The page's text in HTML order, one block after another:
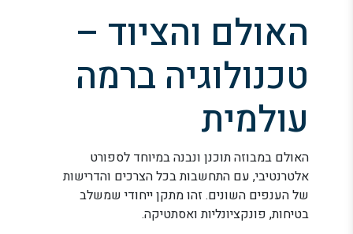
האולם והציוד –
טכנולוגיה ברמה
עולמית
האולם במבוזה תוכנן ונבנה במיוחד לספורט
אלטרנטיבי, עם התחשבות בכל הצרכים והדרישות
של הענפים השונים. זהו מתקן ייחודי שמשלב
בטיחות, פונקציונליות ואסתטיקה.